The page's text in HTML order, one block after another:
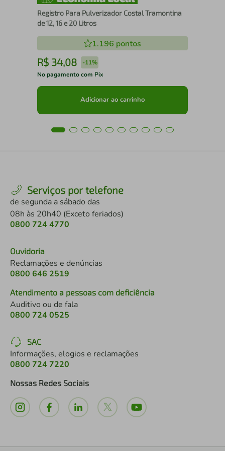
Registro Para Pulverizador Costal Tramontina
de 12, 16 e 20 Litros
1.196 pontos
R$ 34,08 -11%
No pagamento com Pix
Adicionar ao carrinho
Serviços por telefone
de segunda a sábado das
08h às 20h40 (Exceto feriados)
0800 724 4770
Ouvidoria
Reclamações e denúncias
0800 646 2519
Atendimento a pessoas com deficiência
Auditivo ou de fala
0800 724 0525
SAC
Informações, elogios e reclamações
0800 724 7220
Nossas Redes Sociais